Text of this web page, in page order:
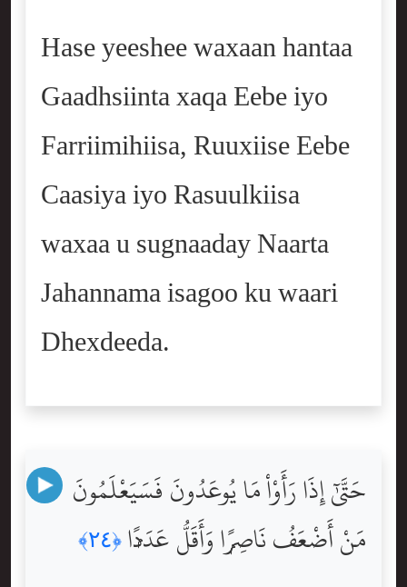
Hase yeeshee waxaan hantaa
Gaadhsiinta xaqa Eebe iyo
Farriimihiisa, Ruuxiise Eebe
Caasiya iyo Rasuulkiisa
waxaa u sugnaaday Naarta
Jahannama isagoo ku waari
Dhexdeeda.
حَتَّىٰٓ إِذَا رَأَوْاْ مَا يُوعَدُونَ فَسَيَعْلَمُونَ
مَنْ أَضْعَفُ نَاصِرًۭا وَأَقَلُّ عَدَدًۭا ﴿٢٤﴾